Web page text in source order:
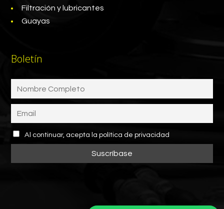
Filtración y lubricantes
Guayas
Boletín
Al continuar, acepta la política de privacidad